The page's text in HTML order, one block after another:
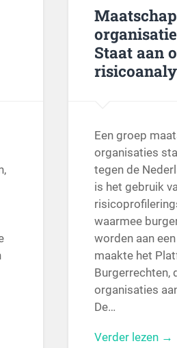
Staat aan
Een groep
organisaties
tegen de
is het gebruik
waarmee
worden aan
maakte het
Burgerrechten,
organisaties
De…
Verder lezen →